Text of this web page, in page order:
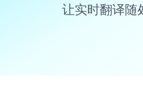
让实时翻译随